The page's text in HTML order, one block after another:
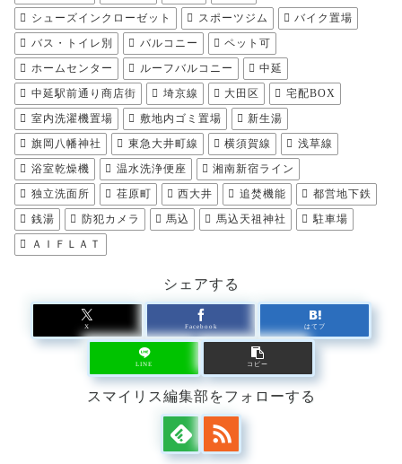
シューズインクローゼット
スポーツジム
バイク置場
バス・トイレ別
バルコニー
ペット可
ホームセンター
ルーフバルコニー
中延
中延駅前通り商店街
埼京線 大田区
宅配BOX
室内洗濯機置場
敷地内ゴミ置場
新生湯
旗岡八幡神社
東急大井町線 横須賀線
浅草線
浴室乾燥機
温水洗浄便座
湘南新宿ライン
独立洗面所
荏原町 西大井 追焚機能
都営地下鉄
銭湯
防犯カメラ 馬込 馬込天祖神社
駐車場
ＡＩＦＬＡＴ
シェアする
X Facebook はてブ
LINE コピー
スマイリス編集部をフォローする